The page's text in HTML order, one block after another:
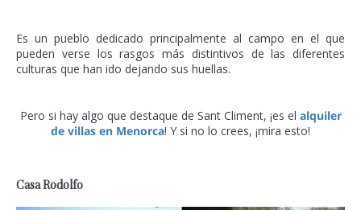
Es un pueblo dedicado principalmente al campo en el que
pueden verse los rasgos más distintivos de las diferentes
culturas que han ido dejando sus huellas.
Pero si hay algo que destaque de Sant Climent, ¡es el alquiler
de villas en Menorca! Y si no lo crees, ¡mira esto!
Casa Rodolfo